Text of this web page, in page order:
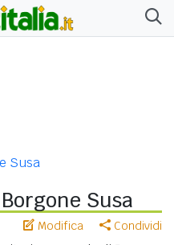
Susa
Susa
Modifica Condividi